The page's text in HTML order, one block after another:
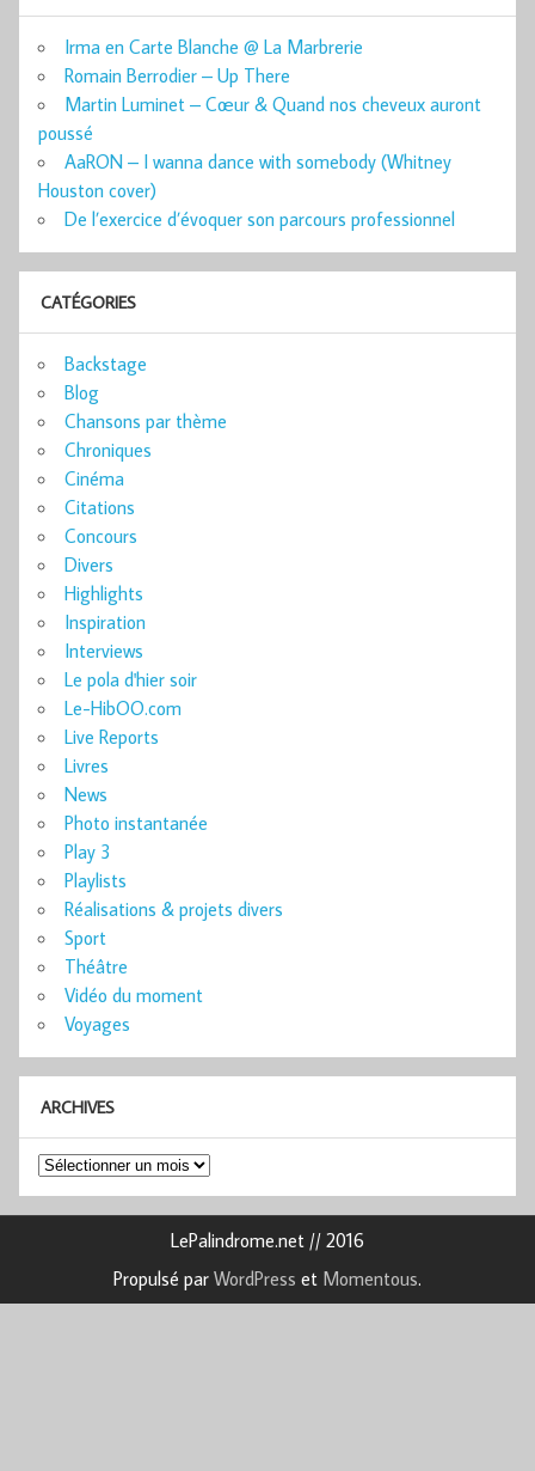
Irma en Carte Blanche @ La Marbrerie
Romain Berrodier – Up There
Martin Luminet – Cœur & Quand nos cheveux auront
poussé
AaRON – I wanna dance with somebody (Whitney
Houston cover)
De l’exercice d’évoquer son parcours professionnel
CATÉGORIES
Backstage
Blog
Chansons par thème
Chroniques
Cinéma
Citations
Concours
Divers
Highlights
Inspiration
Interviews
Le pola d'hier soir
Le-HibOO.com
Live Reports
Livres
News
Photo instantanée
Play 3
Playlists
Réalisations & projets divers
Sport
Théâtre
Vidéo du moment
Voyages
ARCHIVES
Archives
LePalindrome.net // 2016
Propulsé par WordPress et Momentous.